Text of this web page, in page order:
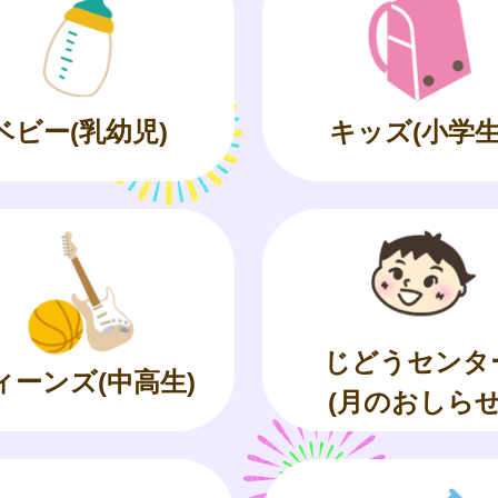
ビー(乳幼児) キッズ(小学
ーンズ(中高生)
じどうセンタ
(月のおしら